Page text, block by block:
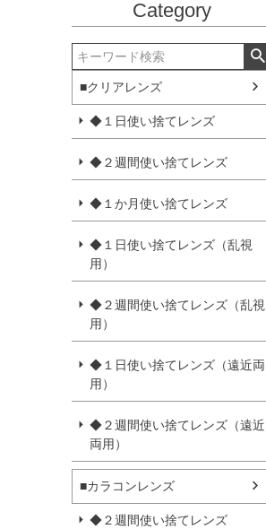
Category
■クリアレンズ
◆１日使い捨てレンズ
◆２週間使い捨てレンズ
◆１か月使い捨てレンズ
◆１日使い捨てレンズ（乱視
用）
◆２週間使い捨てレンズ（乱視
用）
◆１日使い捨てレンズ（遠近両
用）
◆２週間使い捨てレンズ（遠近
両用）
■カラコンレンズ
◆２週間使い捨てレンズ